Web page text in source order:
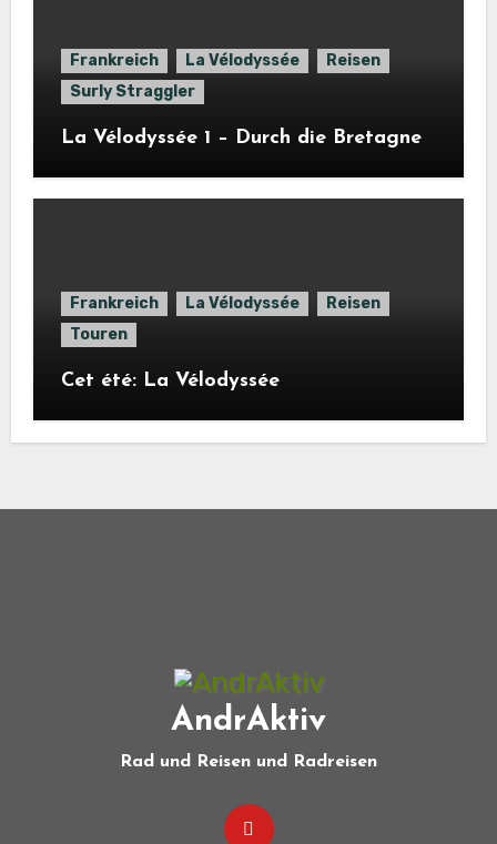
Frankreich La Vélodyssée
Reisen
Surly Straggler
La Vélodyssée 1 – Durch die Bretagne
Frankreich La Vélodyssée
Reisen
Touren
Cet été: La Vélodyssée
AndrAktiv
Rad und Reisen und Radreisen